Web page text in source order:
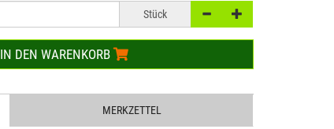
Stück
IN DEN WARENKORB
MERKZETTEL